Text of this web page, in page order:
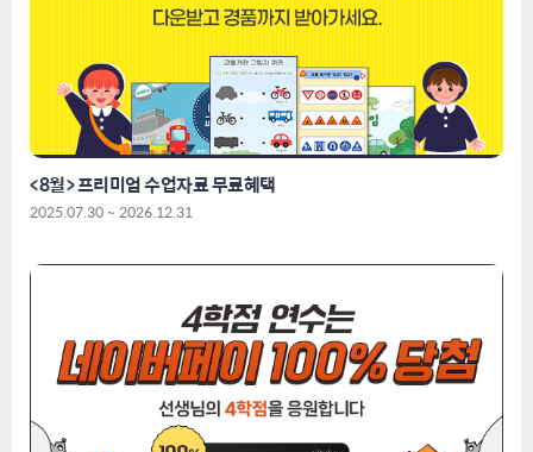
<8월> 프리미엄 수업자료 무료혜택
2025.07.30 ~ 2026.12.31